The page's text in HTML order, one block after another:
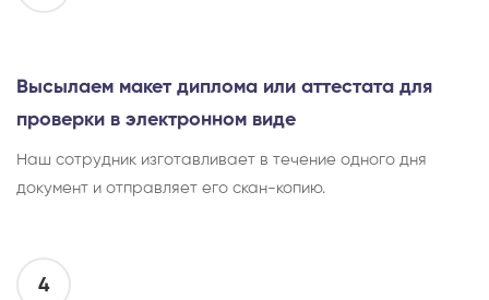
Высылаем макет диплома или аттестата для
проверки в электронном виде
Наш сотрудник изготавливает в течение одного дня
документ и отправляет его скан-копию.
4